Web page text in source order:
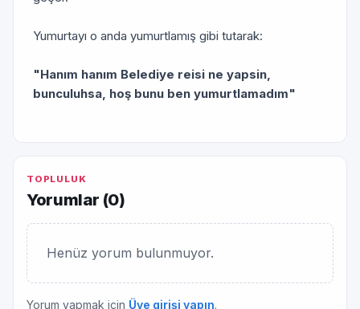
Yumurtayı o anda yumurtlamış gibi tutarak:
"Hanım hanım Belediye reisi ne yapsin,
bunculuhsa, hoş bunu ben yumurtlamadım"
TOPLULUK
Yorumlar (0)
Henüz yorum bulunmuyor.
Yorum yapmak için Üye girişi yapın.